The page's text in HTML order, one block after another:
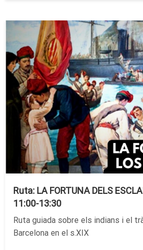
Ruta: LA FORTUNA DELS
11:00-13:30
Ruta guiada sobre els indians i el
Barcelona en el s.XIX